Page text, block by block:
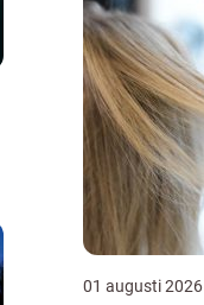
01 augusti 2026